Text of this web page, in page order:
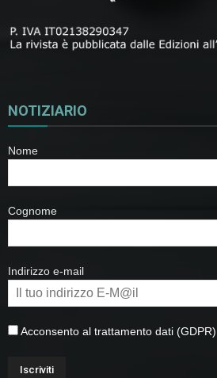
NOTIZIARIO
Nome
Cognome
Indirizzo e-mail
Acconsento al trattamento dati (GDPR)